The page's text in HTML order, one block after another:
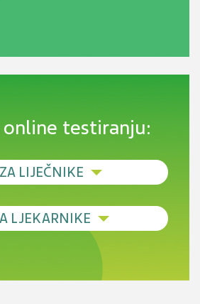
testiranju:
ZA LIJEČNIKE
do personalizirane
migrenu: komorbiditeti, spolne
onkološke dijagnostike
LJEKARNIKE
ljekarničkoj praksi –